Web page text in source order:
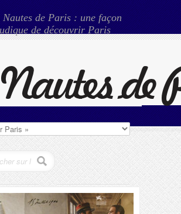
Nautes de Paris : une façon
de découvrir Paris